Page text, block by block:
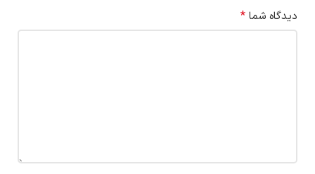
دیدگاه شما *